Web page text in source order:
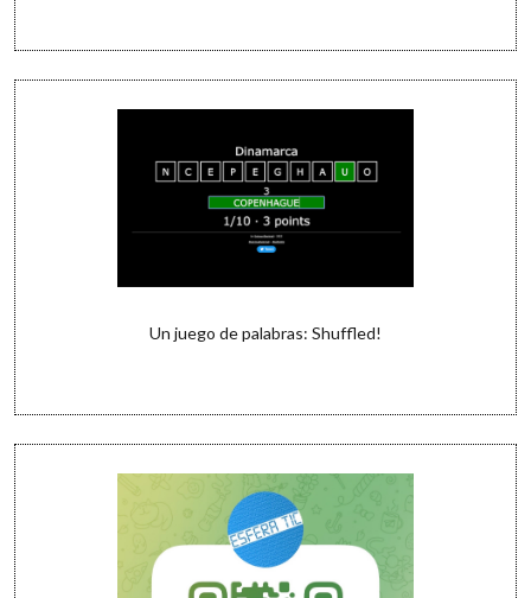
Un juego de palabras: Shuffled!